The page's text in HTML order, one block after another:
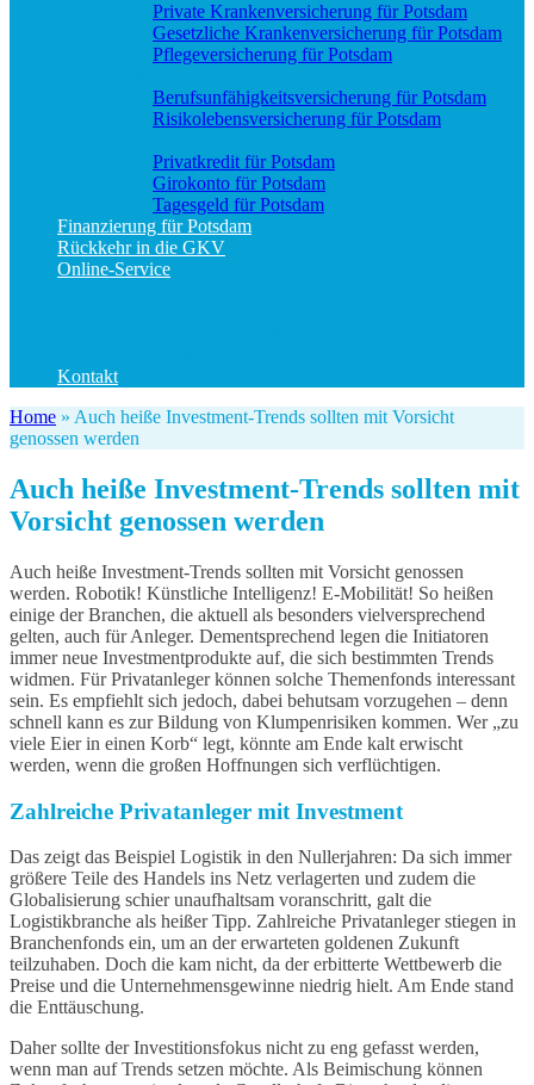
Private Krankenversicherung für Potsdam
Gesetzliche Krankenversicherung für Potsdam
Pflegeversicherung für Potsdam
Berufs­unfähigkeitsversicherung für Potsdam
Risikolebensversicherung für Potsdam
Privatkredit für Potsdam
Girokonto für Potsdam
Tagesgeld für Potsdam
Finanzierung für Potsdam
Rückkehr in die GKV
Online-Service
Kontakt
Home » Auch heiße Investment-Trends sollten mit Vorsicht
genossen werden
Auch heiße Investment-Trends sollten mit
Vorsicht genossen werden
Auch heiße Investment-Trends sollten mit Vorsicht genossen
werden. Robotik! Künstliche Intelligenz! E-Mobilität! So heißen
einige der Branchen, die aktuell als besonders vielversprechend
gelten, auch für Anleger. Dementsprechend legen die Initiatoren
immer neue Investmentprodukte auf, die sich bestimmten Trends
widmen. Für Privatanleger können solche Themenfonds interessant
sein. Es empfiehlt sich jedoch, dabei behutsam vorzugehen – denn
schnell kann es zur Bildung von Klumpenrisiken kommen. Wer „zu
viele Eier in einen Korb“ legt, könnte am Ende kalt erwischt
werden, wenn die großen Hoffnungen sich verflüchtigen.
Zahlreiche Privatanleger mit Investment
Das zeigt das Beispiel Logistik in den Nullerjahren: Da sich immer
größere Teile des Handels ins Netz verlagerten und zudem die
Globalisierung schier unaufhaltsam voranschritt, galt die
Logistikbranche als heißer Tipp. Zahlreiche Privatanleger stiegen in
Branchenfonds ein, um an der erwarteten goldenen Zukunft
teilzuhaben. Doch die kam nicht, da der erbitterte Wettbewerb die
Preise und die Unternehmensgewinne niedrig hielt. Am Ende stand
die Enttäuschung.
Daher sollte der Investitionsfokus nicht zu eng gefasst werden,
wenn man auf Trends setzen möchte. Als Beimischung können